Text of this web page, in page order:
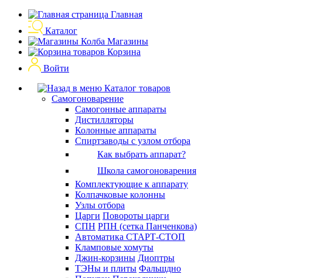
Главная
Каталог
Магазины
Корзина
Войти
Каталог товаров
Самогоноварение
Самогонные аппараты
Дистилляторы
Колонные аппараты
Спиртзаводы с узлом отбора
Как выбрать аппарат?
Школа самогоноварения
Комплектующие к аппарату
Колпачковые колонны
Узлы отбора
Царги Повороты царги
СПН РПН (сетка Панченкова)
Автоматика СТАРТ-СТОП
Кламповые хомуты
Джин-корзины Диоптры
ТЭНы и плиты Фальшдно